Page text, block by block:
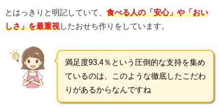
とはっきりと明記していて、 食べる人の「安心」や「おい
しさ」を最重視したおせち作りをしています。
満足度93.4％という圧倒的な支持を集め
ているのは、このような徹底したこだわ
りがあるからなんですね